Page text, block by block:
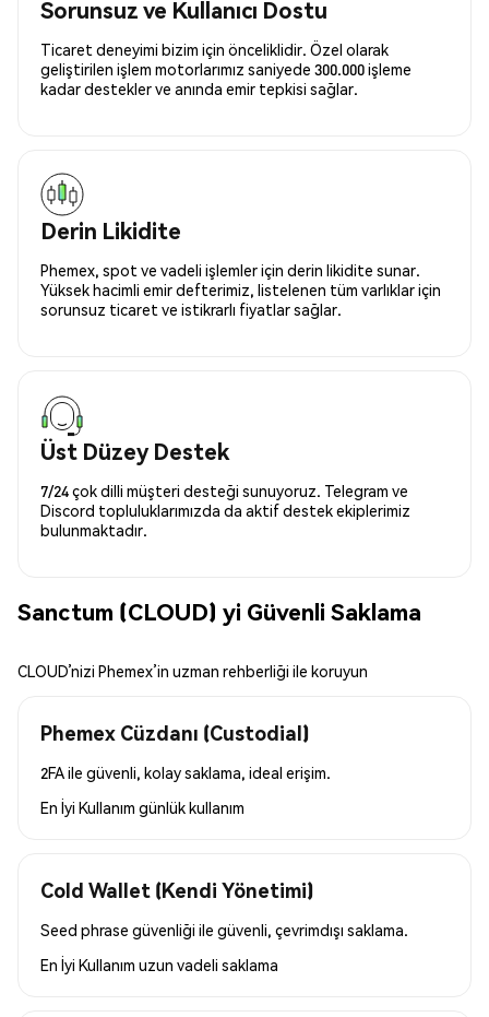
Sorunsuz ve Kullanıcı Dostu
Ticaret deneyimi bizim için önceliklidir. Özel olarak
geliştirilen işlem motorlarımız saniyede 300.000 işleme
kadar destekler ve anında emir tepkisi sağlar.
Derin Likidite
Phemex, spot ve vadeli işlemler için derin likidite sunar.
Yüksek hacimli emir defterimiz, listelenen tüm varlıklar için
sorunsuz ticaret ve istikrarlı fiyatlar sağlar.
Üst Düzey Destek
7/24 çok dilli müşteri desteği sunuyoruz. Telegram ve
Discord topluluklarımızda da aktif destek ekiplerimiz
bulunmaktadır.
Sanctum (CLOUD) yi Güvenli Saklama
CLOUD’nizi Phemex’in uzman rehberliği ile koruyun
Phemex Cüzdanı (Custodial)
2FA ile güvenli, kolay saklama, ideal erişim.
En İyi Kullanım günlük kullanım
Cold Wallet (Kendi Yönetimi)
Seed phrase güvenliği ile güvenli, çevrimdışı saklama.
En İyi Kullanım uzun vadeli saklama